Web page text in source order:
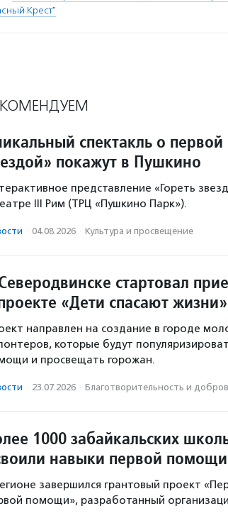
Крест"
спектакль о
покажут в Пушкино
представление «Гореть
III Рим (ТРЦ «Пушкино Парк»).
· 04.08.2026 · Культура и просвещение
стартовал
«Дети спасают жизни»
направлен на создание в городе
которые будут
и просвещать горожан.
· 23.07.2026 · Благотвори­тель­ность и
1000 забайкальских
навыки первой помощи
завершился грантовый проект
помощи», разработанный